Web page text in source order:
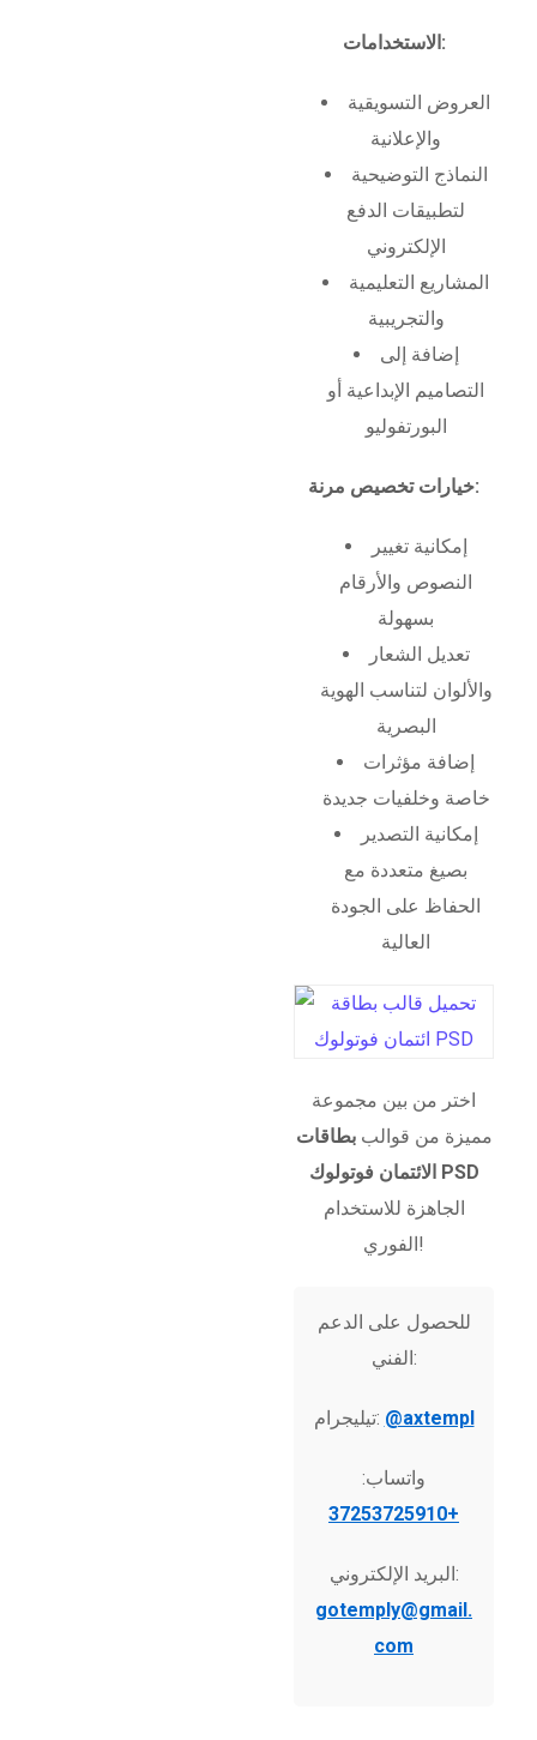
الاستخدامات:
العروض التسويقية
والإعلانية
النماذج التوضيحية
لتطبيقات الدفع
الإلكتروني
المشاريع التعليمية
والتجريبية
إضافة إلى
التصاميم الإبداعية أو
البورتفوليو
خيارات تخصيص مرنة:
إمكانية تغيير
النصوص والأرقام
بسهولة
تعديل الشعار
والألوان لتناسب الهوية
البصرية
إضافة مؤثرات
خاصة وخلفيات جديدة
إمكانية التصدير
بصيغ متعددة مع
الحفاظ على الجودة
العالية
اختر من بين مجموعة
مميزة من قوالببطاقات
الائتمان فوتولوك PSD
الجاهزة للاستخدام
الفوري!
للحصول على الدعم
الفني:
تيليجرام: @axtempl
واتساب:
+37253725910
البريد الإلكتروني:
gotemply@gmail.
com